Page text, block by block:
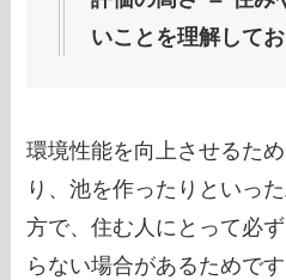
いことを理解して
環境性能を向上させるた
り、池を作ったりといっ
方で、住む人にとって必
らない場合があるためです